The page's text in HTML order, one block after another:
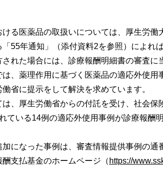
る医薬品の取扱いについては、厚生労働
55年通知」（添付資料2を参照）によれ
された場合には、診療報酬明細書の審査
、薬理作用に基づく医薬品の適応外使用
省に提示をして解決を求めています。
、厚生労働省からの付託を受け、社会保
ている14例の適応外使用事例が診療報酬
になった事例は、審査情報提供事例の通
支払基金のホームページ（ https://